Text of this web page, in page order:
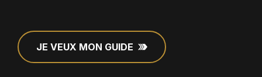
JE VEUX MON GUIDE